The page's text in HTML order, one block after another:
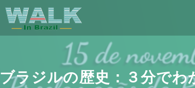
ブラジルの歴史：３分で